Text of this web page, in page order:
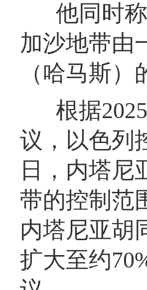
他同时
加沙地带由
（哈马斯
根据
议，以色列
日，内塔尼
带的控制范
内塔尼亚胡
扩大至约